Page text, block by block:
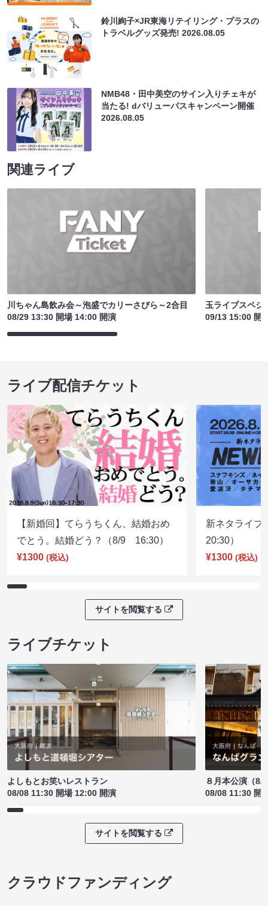
鈴川絢子×JR東海リテイリング・プラスの
トラベルグッズ発売!2026.08.05
NMB48・田中美空のサイン入りチェキが
当たる! dバリューパスキャンペーン開催
2026.08.05
関連ライブ
川ちゃん島飲み会～泡盛でカリーさびら～2合目
08/29 13:30 開場 14:00 開演
玉ライブスペシ
09/13 15:00 開
ライブ配信チケット
【新婚回】てらうちくん、結婚おめ
でとう。結婚どう？（8/9 16:30）
¥1300 (税込)
新ネタライ
20:30）
¥1300 (税込)
サイトを閲覧する
ライブチケット
よしもとお笑いレストラン
08/08 11:30 開場 12:00 開演
８月本公演（8/
08/08 11:30 開
サイトを閲覧する
クラウドファンディング